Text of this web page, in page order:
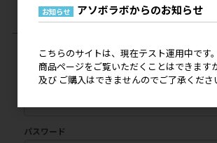
ログイン
メールアドレス
パスワード
お知らせ アソボラボからのお知らせ
こちらのサイトは、現在テスト運用中です。
商品ページをご覧いただくことはできます
及び ご購入はできませんのでご了承くださ